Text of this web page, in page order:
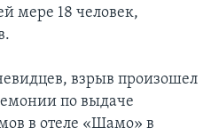
мере 18 человек,
взрыв произошел
по выдаче
в отеле «Шамо» в